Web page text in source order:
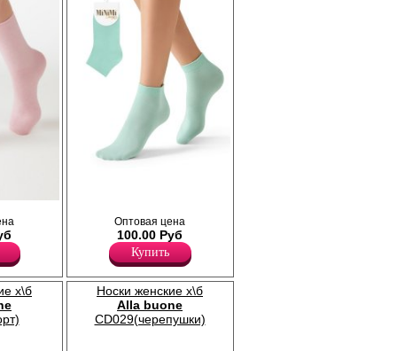
чувствительной кожи. Удобная и
комфортная модель на каждый день.
Полиамид 15%
Хлопок 80%
Эластан 5%
эластаном, с комфортной резинкой и
кеттельным швом, однотонные.
Полиамид 10%
Хлопок 85%
Эластан 5%
Оптовая цена
100.00 Руб
Купить
х\б
Носки женские х\б
Alla buone
CD029(черепушки)